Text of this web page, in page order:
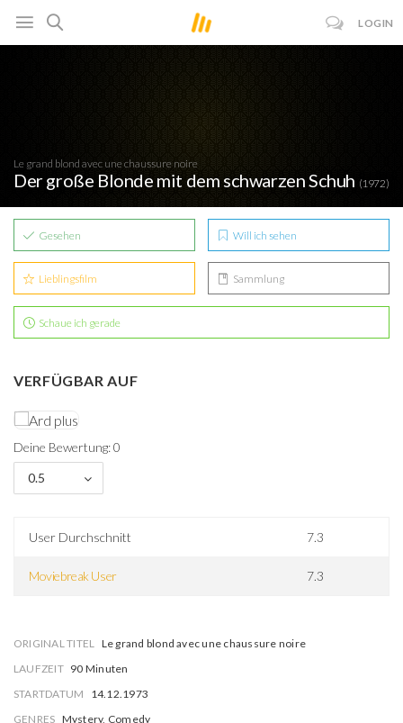
LOGIN
Le grand blond avec une chaussure noire
Der große Blonde mit dem schwarzen Schuh (1972)
Gesehen Will ich sehen
Lieblingsfilm Sammlung
Schaue ich gerade
VERFÜGBAR AUF
Deine Bewertung: 0
0.5
User Durchschnitt 7.3
Moviebreak User 7.3
ORIGINAL TITEL Le grand blond avec une chaussure noire
LAUFZEIT 90 Minuten
STARTDATUM
14.12.1973
GENRES Mystery, Comedy